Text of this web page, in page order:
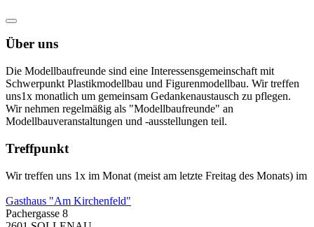
Über uns
Die Modellbaufreunde sind eine Interessensgemeinschaft mit
Schwerpunkt Plastikmodellbau und Figurenmodellbau. Wir treffen
uns1x monatlich um gemeinsam Gedankenaustausch zu pflegen.
Wir nehmen regelmäßig als "Modellbaufreunde" an
Modellbauveranstaltungen und -ausstellungen teil.
Treffpunkt
Wir treffen uns 1x im Monat (meist am letzte Freitag des Monats) im
Gasthaus "Am Kirchenfeld"
Pachergasse 8